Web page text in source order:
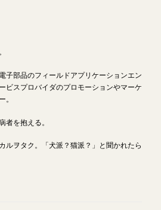
子部品のフィールドアプリケーションエン
ビスプロバイダのプロモーションやマーケ
。
者を抱える。
ルヲタク。「犬派？猫派？」と聞かれたら